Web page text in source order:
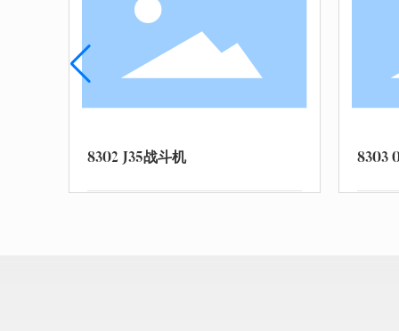
8303 094核潜艇 8304 猛士CSK